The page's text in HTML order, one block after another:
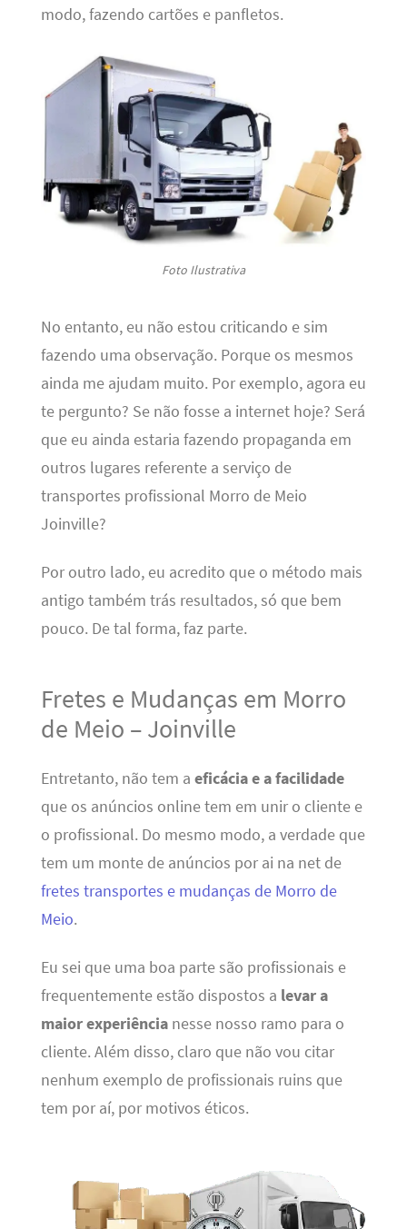
modo, fazendo cartões e panfletos.
Foto Ilustrativa
No entanto, eu não estou criticando e sim
fazendo uma observação. Porque os mesmos
ainda me ajudam muito. Por exemplo, agora eu
te pergunto? Se não fosse a internet hoje? Será
que eu ainda estaria fazendo propaganda em
outros lugares referente a serviço de
transportes profissional Morro de Meio
Joinville?
Por outro lado, eu acredito que o método mais
antigo também trás resultados, só que bem
pouco. De tal forma, faz parte.
Fretes e Mudanças em Morro
de Meio – Joinville
Entretanto, não tem a eficácia e a facilidade
que os anúncios online tem em unir o cliente e
o profissional. Do mesmo modo, a verdade que
tem um monte de anúncios por ai na net de
fretes transportes e mudanças de Morro de
Meio.
Eu sei que uma boa parte são profissionais e
frequentemente estão dispostos a levar a
maior experiêncianesse nosso ramo para o
cliente. Além disso, claro que não vou citar
nenhum exemplo de profissionais ruins que
tem por aí, por motivos éticos.